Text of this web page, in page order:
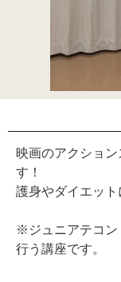
映画のアクショ
す！
護身やダイエット
※ジュニアテコン
行う講座です。